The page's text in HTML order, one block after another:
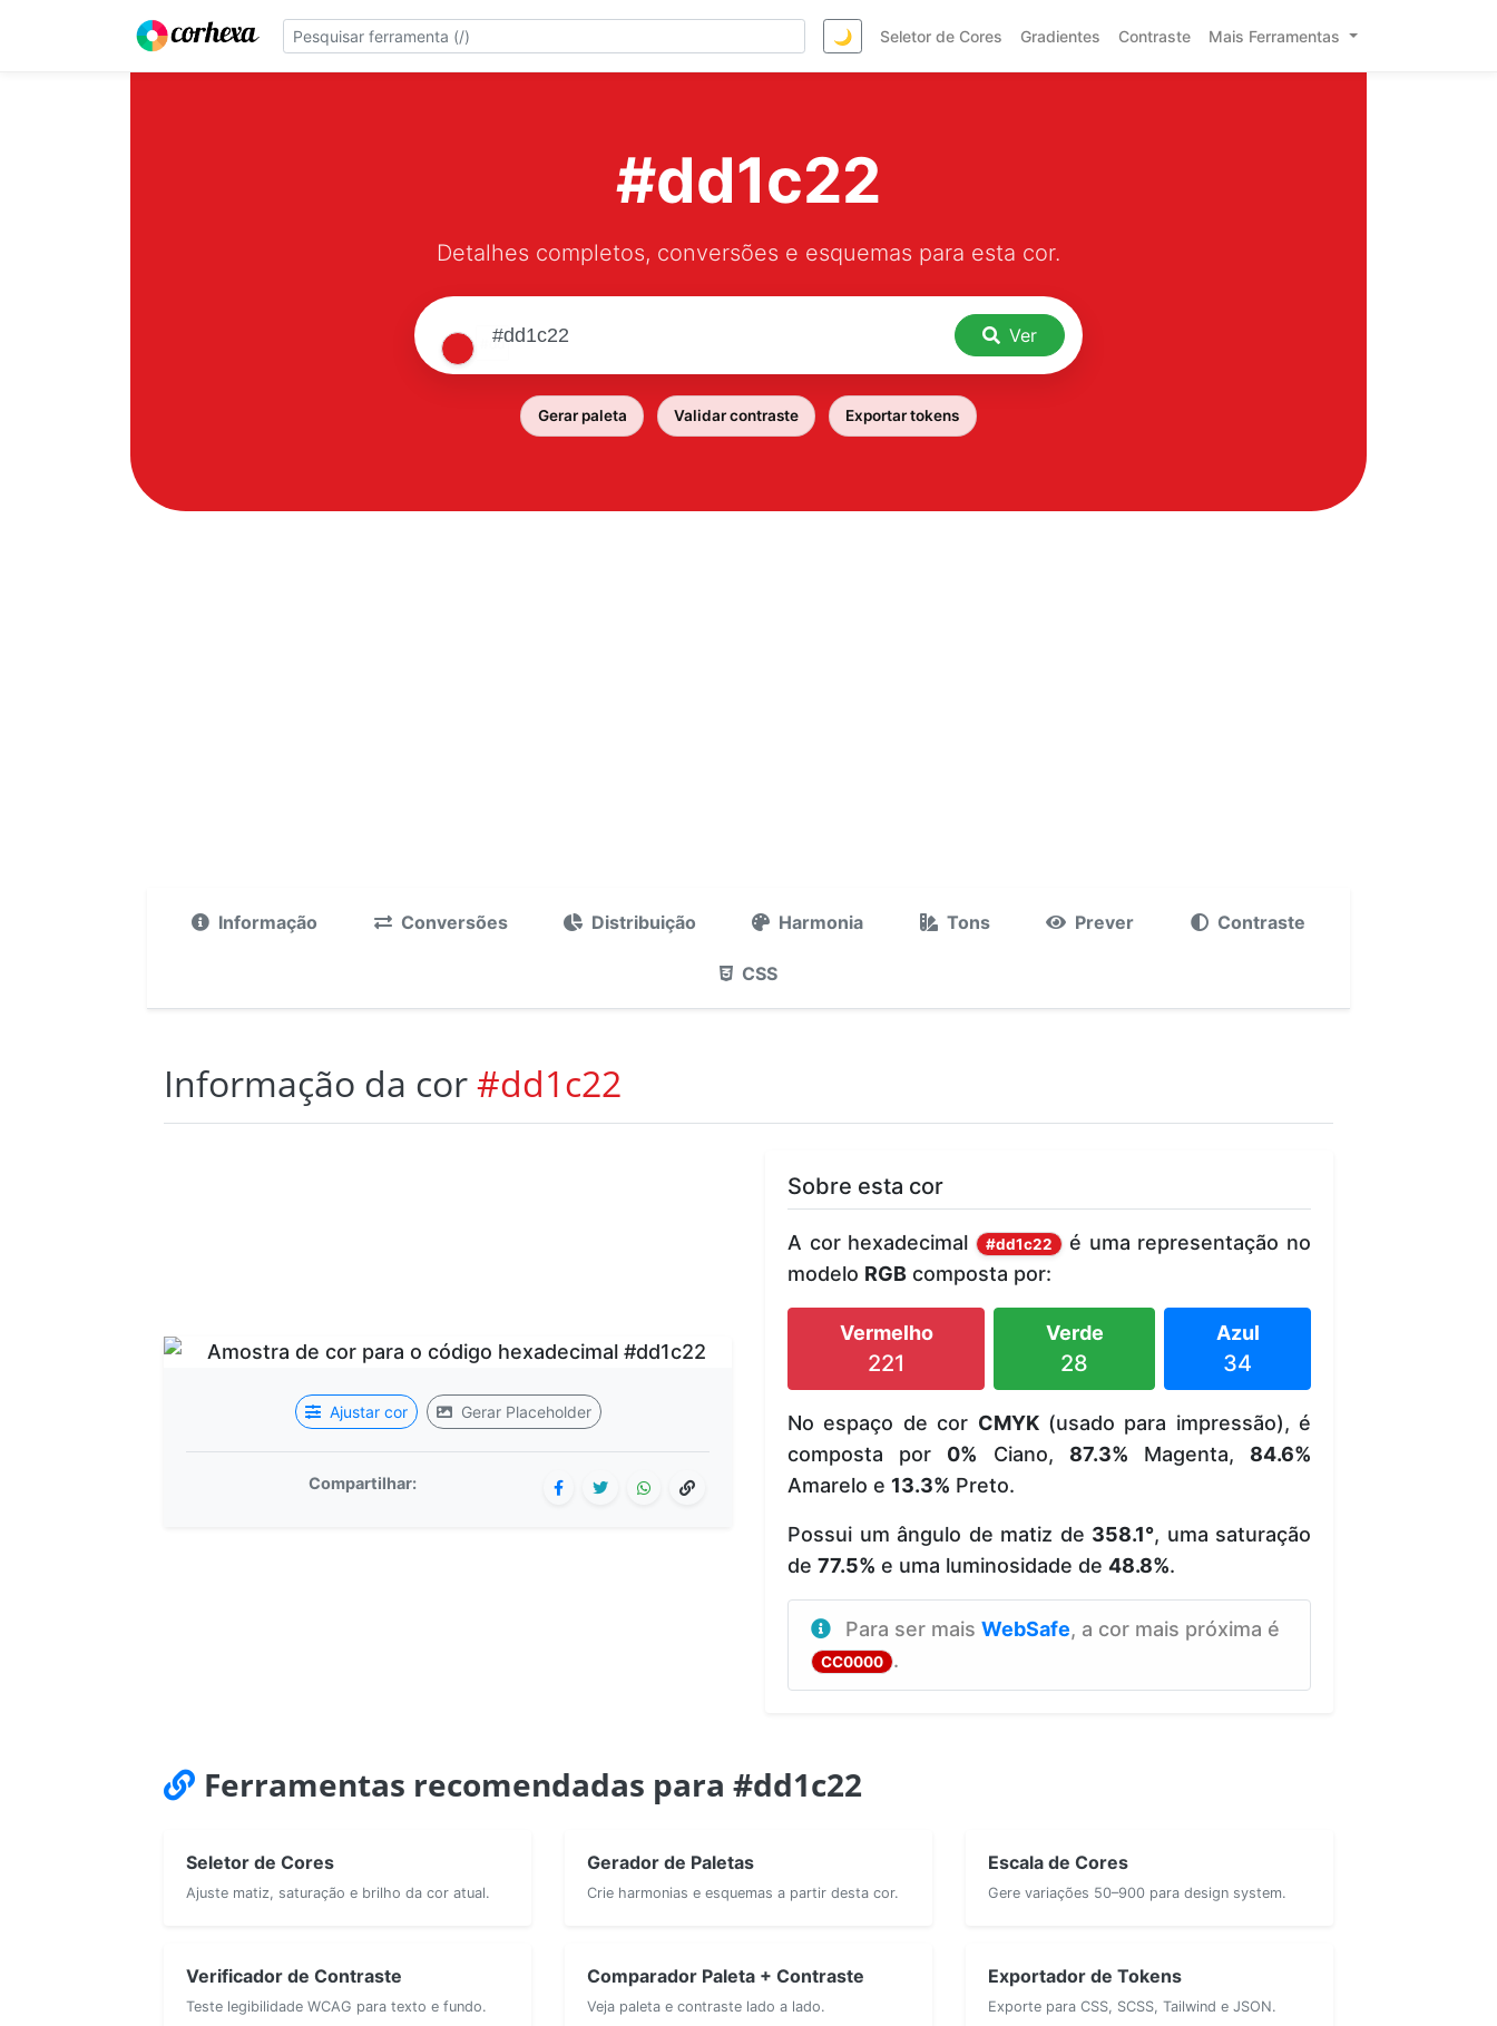
🌙 Seletor de Cores Gradientes Contraste Mais Ferramentas
#dd1c22
Detalhes completos, conversões e esquemas para esta cor.
Ver
Gerar paleta Validar contraste Exportar tokens
Informação Conversões Distribuição Harmonia Tons Prever Contraste
CSS
Informação da cor#dd1c22
Ajustar cor Gerar Placeholder
Compartilhar:
Sobre esta cor
A cor hexadecimal #dd1c22
é uma representação no
modelo RGB composta por:
Vermelho
221
Verde
28
Azul
34
No espaço de cor CMYK(usado para impressão), é
composta por 0% Ciano, 87.3% Magenta, 84.6%
Amarelo e 13.3% Preto.
Possui um ângulo de matiz de 358.1°, uma saturação
de 77.5% e uma luminosidade de 48.8%.
Para ser mais WebSafe, a cor mais próxima é
CC0000 .
Ferramentas recomendadas para #dd1c22
Seletor de Cores
Ajuste matiz, saturação e brilho da cor atual.
Gerador de Paletas
Crie harmonias e esquemas a partir desta cor.
Escala de Cores
Gere variações 50–900 para design system.
Verificador de Contraste
Teste legibilidade WCAG para texto e fundo.
Comparador Paleta + Contraste
Veja paleta e contraste lado a lado.
Exportador de Tokens
Exporte para CSS, SCSS, Tailwind e JSON.